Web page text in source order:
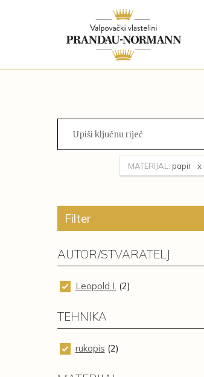
MATERIJAL: papir
Filter
AUTOR/STVARATELJ
Leopold I. (2)
TEHNIKA
rukopis (2)